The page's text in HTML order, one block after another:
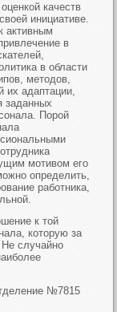
качеств
инициативе.
активным
в
в области
методов,
их адаптации,
заданных
Порой
мотивом его
определить,
работника,
к той
которую за
случайно
№7815